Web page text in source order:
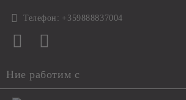
Телефон: +359888837004
Ние работим с